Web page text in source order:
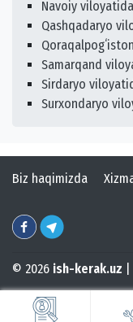
Navoiy viloyatida
Qashqadaryo
Samarqand
Sirdaryo
Surxondaryo
Biz haqimizda
© 2026 ish-kerak.uz